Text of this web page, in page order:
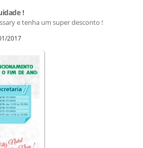
!
e tenha um super desconto !
2017